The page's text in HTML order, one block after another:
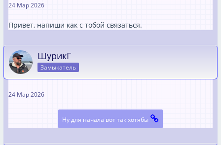
24 Мар 2026
Привет, напиши как с тобой связаться.
ШурикГ
Замыкатель
24 Мар 2026
Ну для начала вот так хотябы